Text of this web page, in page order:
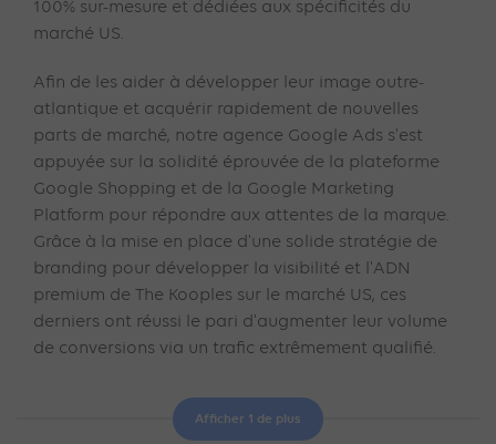
100% sur-mesure et dédiées aux spécificités du
marché US.
Afin de les aider à développer leur image outre-
atlantique et acquérir rapidement de nouvelles
parts de marché, notre agence Google Ads s'est
appuyée sur la solidité éprouvée de la plateforme
Google Shopping et de la Google Marketing
Platform pour répondre aux attentes de la marque.
Grâce à la mise en place d'une solide stratégie de
branding pour développer la visibilité et l'ADN
premium de The Kooples sur le marché US, ces
derniers ont réussi le pari d'augmenter leur volume
de conversions via un trafic extrêmement qualifié.
Afficher 1 de plus